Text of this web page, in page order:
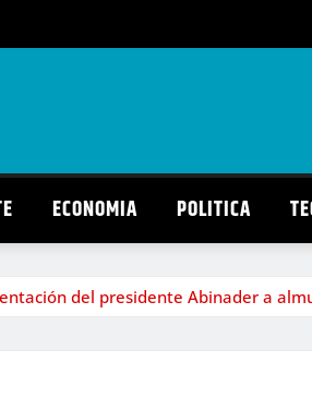
ECONOMIA POLITICA
del presidente Abinader a